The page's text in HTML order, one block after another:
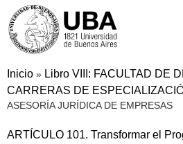
Inicio » Libro VIII: FACULTAD DE
CARRERAS DE
ASESORÍA JURÍDICA DE EMPRESAS
ARTÍCULO 101. Transformar el